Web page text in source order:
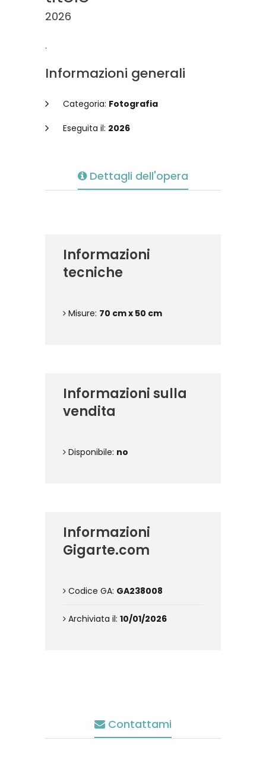
2026
.
Informazioni generali
Categoria: Fotografia
Eseguita il: 2026
Dettagli dell'opera
Informazioni
tecniche
Misure: 70 cm x 50 cm
Informazioni sulla
vendita
Disponibile: no
Informazioni
Gigarte.com
Codice GA: GA238008
Archiviata il: 10/01/2026
Contattami